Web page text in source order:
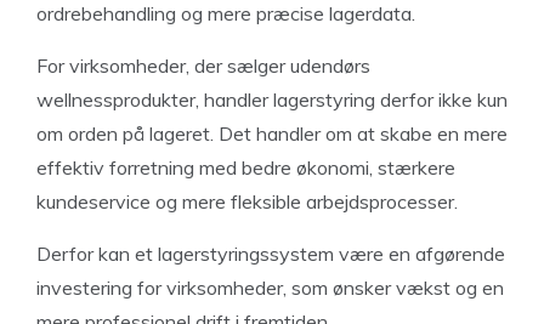
ordrebehandling og mere præcise lagerdata.
For virksomheder, der sælger udendørs
wellnessprodukter, handler lagerstyring derfor ikke kun
om orden på lageret. Det handler om at skabe en mere
effektiv forretning med bedre økonomi, stærkere
kundeservice og mere fleksible arbejdsprocesser.
Derfor kan et lagerstyringssystem være en afgørende
investering for virksomheder, som ønsker vækst og en